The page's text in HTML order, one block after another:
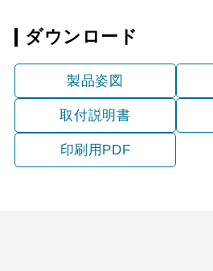
ダウンロード
製品姿図
取付説明書
印刷用PDF